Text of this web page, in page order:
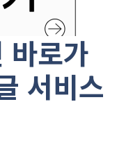
바로가
서비스